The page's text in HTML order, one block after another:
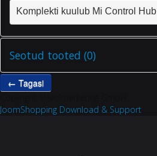
Komplekti kuulub Mi Control Hub
Seotud tooted (0)
JoomShopping Download & Support